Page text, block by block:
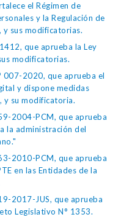
el Régimen de
y la Regulación de
y sus modificatorias.
que aprueba la Ley
modificatorias.
007-2020, que aprueba el
y dispone medidas
y su modificatoria.
2004-PCM, que aprueba
la administración del
2010-PCM, que aprueba
en las Entidades de la
2017-JUS, que aprueba
Legislativo N° 1353.